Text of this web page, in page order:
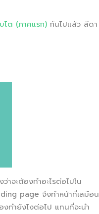
โต (ภาคแรก) กันไปแล้ว สีดา
จะต้องทำอะไรต่อไปใน
page จึงทำหน้าที่เสมือน
งทำยังไงต่อไป แทนที่จะนำ